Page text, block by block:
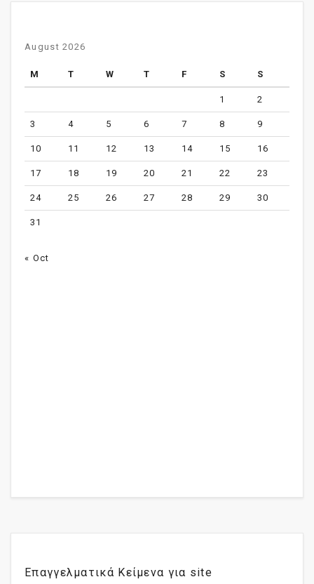
August 2026
M T W T F S S
1 2
3 4 5 6 7 8 9
10 11 12 13 14 15 16
17 18 19 20 21 22 23
24 25 26 27 28 29 30
31
« Oct
Επαγγελματικά Κείμενα για site